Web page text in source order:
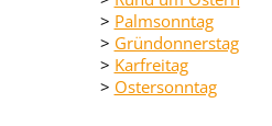
> Palmsonntag
> Gründonnerstag
> Karfreitag
> Ostersonntag